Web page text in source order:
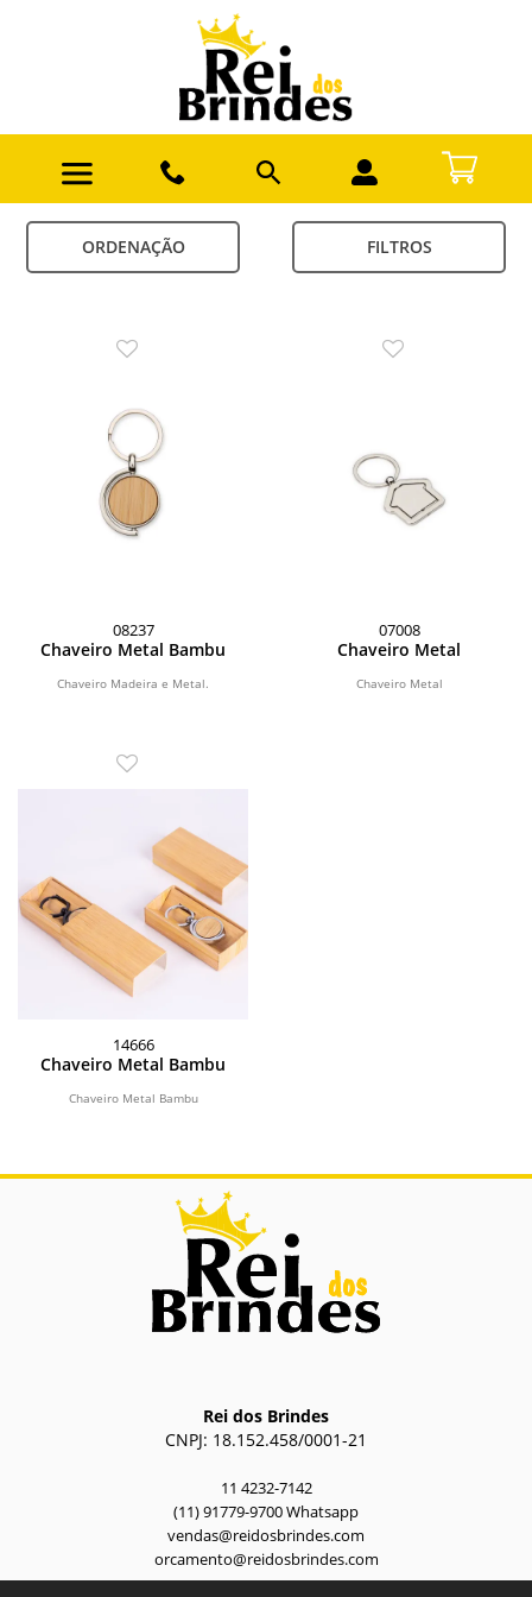
ORDENAÇÃO FILTROS
08237
Chaveiro Metal Bambu
Chaveiro Madeira e Metal.
07008
Chaveiro Metal
Chaveiro Metal
14666
Chaveiro Metal Bambu
Chaveiro Metal Bambu
Rei dos Brindes
CNPJ: 18.152.458/0001-21
11 4232-7142
(11) 91779-9700 Whatsapp
vendas@reidosbrindes.com
orcamento@reidosbrindes.com